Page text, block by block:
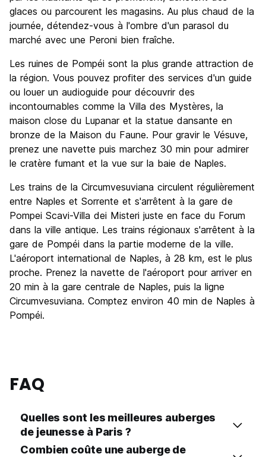
glaces ou parcourent les magasins. Au plus chaud de la
journée, détendez-vous à l'ombre d'un parasol du
marché avec une Peroni bien fraîche.
Les ruines de Pompéi sont la plus grande attraction de
la région. Vous pouvez profiter des services d'un guide
ou louer un audioguide pour découvrir des
incontournables comme la Villa des Mystères, la
maison close du Lupanar et la statue dansante en
bronze de la Maison du Faune. Pour gravir le Vésuve,
prenez une navette puis marchez 30 min pour admirer
le cratère fumant et la vue sur la baie de Naples.
Les trains de la Circumvesuviana circulent régulièrement
entre Naples et Sorrente et s'arrêtent à la gare de
Pompei Scavi-Villa dei Misteri juste en face du Forum
dans la ville antique. Les trains régionaux s'arrêtent à la
gare de Pompéi dans la partie moderne de la ville.
L'aéroport international de Naples, à 28 km, est le plus
proche. Prenez la navette de l'aéroport pour arriver en
20 min à la gare centrale de Naples, puis la ligne
Circumvesuviana. Comptez environ 40 min de Naples à
Pompéi.
FAQ
Quelles sont les meilleures auberges
de jeunesse à Paris ?
Combien coûte une auberge de